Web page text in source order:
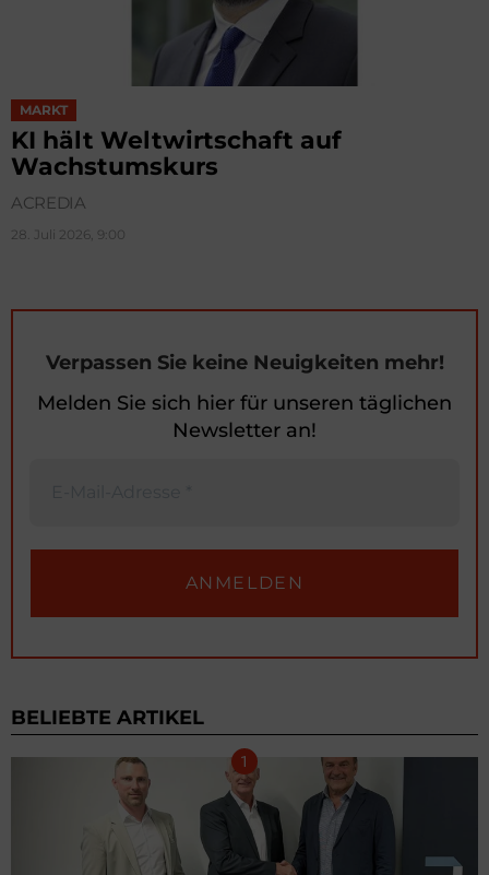
MARKT
KI hält Weltwirtschaft auf
Wachstumskurs
ACREDIA
28. Juli 2026, 9:00
Verpassen Sie keine Neuigkeiten mehr!
Melden Sie sich hier für unseren täglichen
Newsletter an!
BELIEBTE ARTIKEL